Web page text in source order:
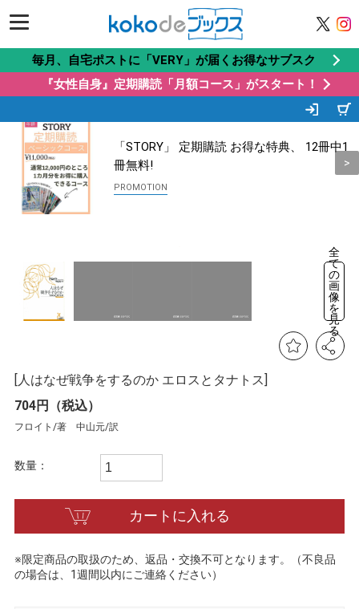
毎月、自宅ポストに「VERY」が届くお得なサブスク
『女性自身』定期購読「月額コース」がスタート！
この商品もオススメ
「STORY」 定期購読 お得な特典、 12冊中1
冊無料!
Recommended by
全
て
の
画
像
を
見
る
[人はなぜ戦争をするのか エロスとタナトス]
704円（税込）
フロイト/著 中山元/訳
数量：
カートに入れる
※限定商品の取扱のため、返品・交換不可となります。（不良品
の場合は、1週間以内にご連絡ください）